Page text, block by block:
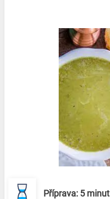
Příprava: 5 minut